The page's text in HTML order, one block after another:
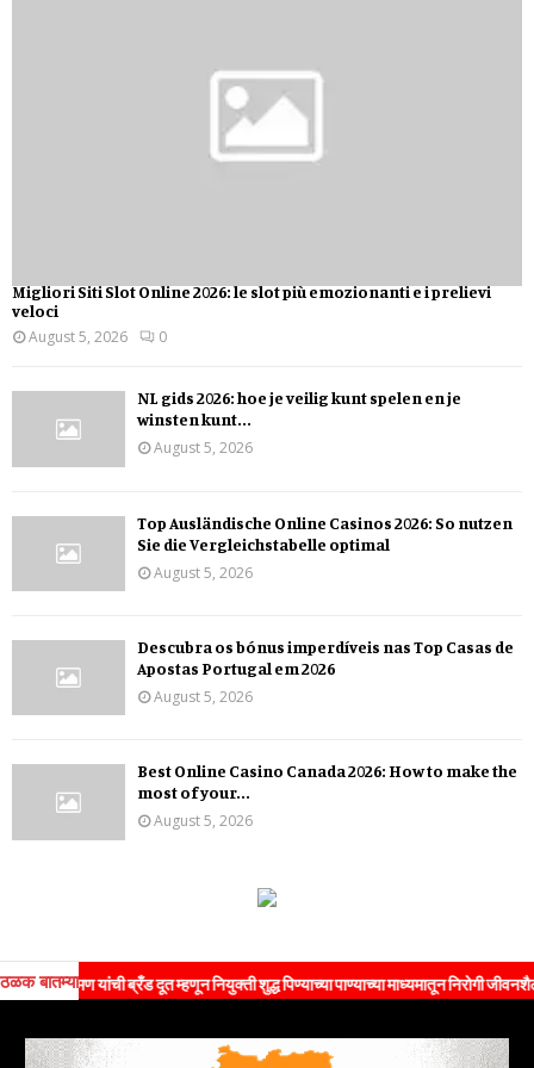
Migliori Siti Slot Online 2026: le slot più emozionanti e i prelievi
veloci
August 5, 2026
0
NL gids 2026: hoe je veilig kunt spelen en je
winsten kunt...
August 5, 2026
Top Ausländische Online Casinos 2026: So nutzen
Sie die Vergleichstabelle optimal
August 5, 2026
Descubra os bónus imperdíveis nas Top Casas de
Apostas Portugal em 2026
August 5, 2026
Best Online Casino Canada 2026: How to make the
most of your...
August 5, 2026
ठळक बातम्या
सोमण यांची ब्रँड दूत म्हणून नियुक्ती शुद्ध पिण्याच्या पाण्याच्या माध्यमातून निरोगी